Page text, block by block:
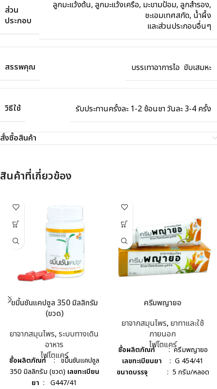
ส่วน
ประกอบ
ลูกมะแว้งต้น, ลูกมะแว้งเครือ, มะขามป้อม, ลูกสำรอง,
ชะเอมเทศสกัด, น้ำผึ้ง
และส่วนประกอบอื่นๆ
สรรพคุณ บรรเทาอาการไอ ขับเสมหะ
วิธีใช้ รับประทานครั้งละ 1-2 ช้อนชา วันละ 3-4 ครั้ง
สั่งซื้อสินค้า
สินค้าที่เกี่ยวข้อง
ขมิ้นชันแคปซูล 350 มิลลิกรัม
(ขวด)
ยาจากสมุนไพร, ระบบทางเดิน
อาหาร
ไฟโตแคร์
ชื่อผลิตภัณฑ์ : ขมิ้นชันแคปซูล
350 มิลลิกรัม (ขวด) เลขทะเบียน
ยา : G447/41
ครีมพญายอ
ยาจากสมุนไพร, ยาทาและใช้
ภายนอก
ไฟโตแคร์
ชื่อผลิตภัณฑ์: ครีมพญายอ
เลขทะเบียนยา : G 454/41
ขนาดบรรจุ
: 5 กรัม/หลอด